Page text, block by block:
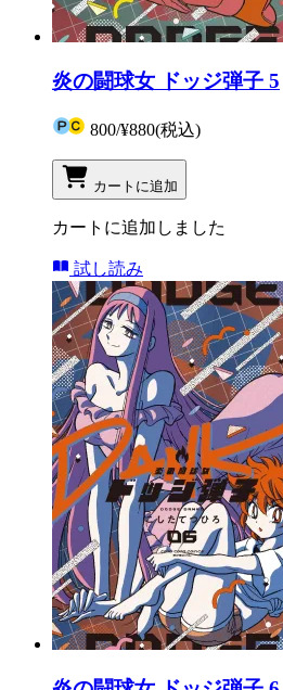
炎の闘球女 ドッジ弾子 5
800/¥880(税込)
カートに追加
カートに追加しました
試し読み